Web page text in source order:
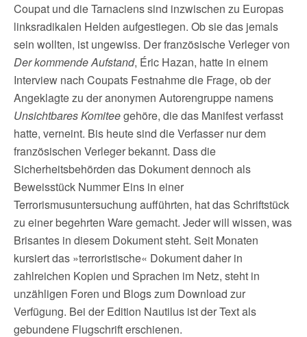
Coupat und die Tarnaciens sind inzwischen zu Europas
linksradikalen Helden aufgestiegen. Ob sie das jemals
sein wollten, ist ungewiss. Der französische Verleger von
Der kommende Aufstand, Éric Hazan, hatte in einem
Interview nach Coupats Festnahme die Frage, ob der
Angeklagte zu der anonymen Autorengruppe namens
Unsichtbares Komiteegehöre, die das Manifest verfasst
hatte, verneint. Bis heute sind die Verfasser nur dem
französischen Verleger bekannt. Dass die
Sicherheitsbehörden das Dokument dennoch als
Beweisstück Nummer Eins in einer
Terrorismusuntersuchung aufführten, hat das Schriftstück
zu einer begehrten Ware gemacht. Jeder will wissen, was
Brisantes in diesem Dokument steht. Seit Monaten
kursiert das »terroristische« Dokument daher in
zahlreichen Kopien und Sprachen im Netz, steht in
unzähligen Foren und Blogs zum Download zur
Verfügung. Bei der Edition Nautilus ist der Text als
gebundene Flugschrift erschienen.